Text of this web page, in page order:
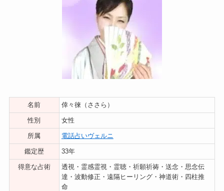
名前 倖々徠（ささら）
性別 女性
所属 電話占いヴェルニ
鑑定歴 33年
得意な占術
透視・霊感霊視・霊聴・祈願祈祷・送念・思念伝
達・波動修正・遠隔ヒーリング・神道術・四柱推
命